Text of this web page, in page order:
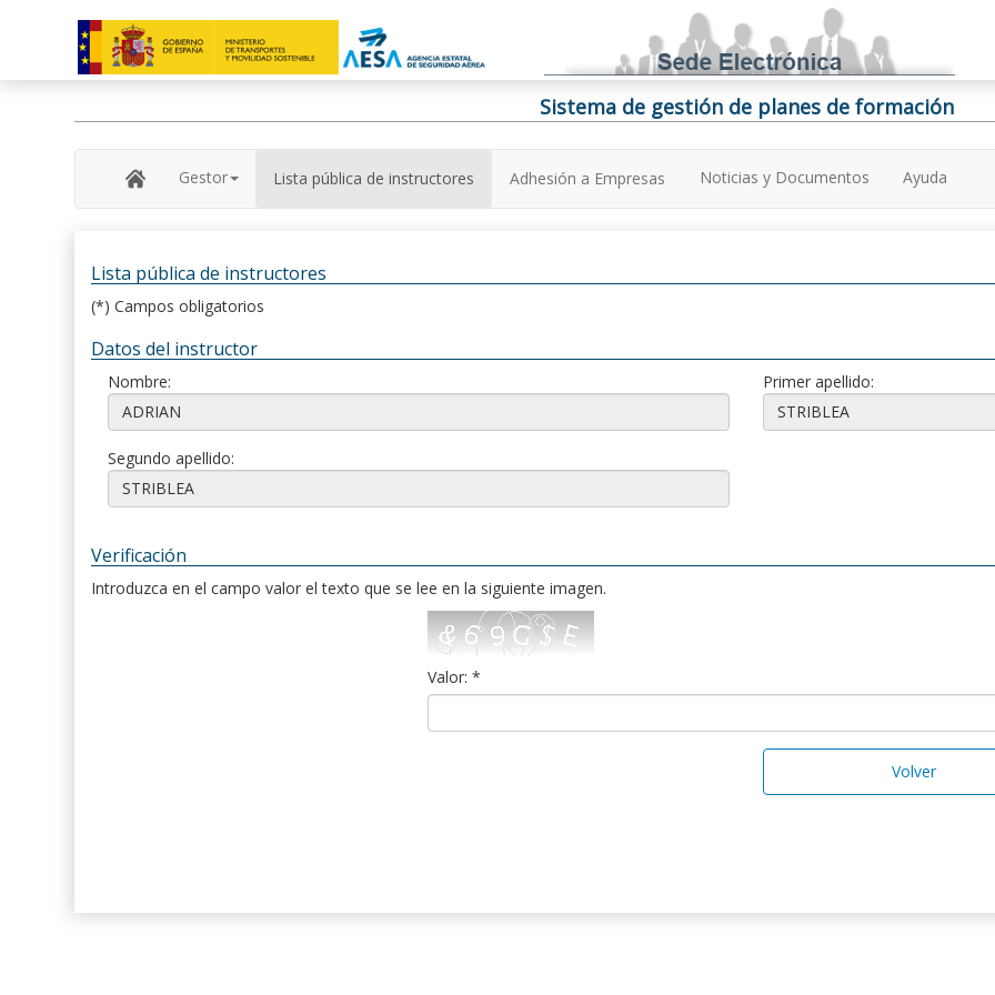
Sistema de gestión de planes de formación
Gestor Lista pública de instructores Adhesión a Empresas Noticias y Documentos Ayuda
Lista pública de instructores
(*) Campos obligatorios
Datos del instructor
Nombre: Primer apellido:
Segundo apellido:
Verificación
Introduzca en el campo valor el texto que se lee en la siguiente imagen.
Valor: *
Volver